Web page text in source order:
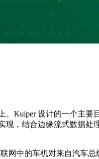
Kuiper 设计的一个主
现，结合边缘流式数据处
网中的车机对来自汽车